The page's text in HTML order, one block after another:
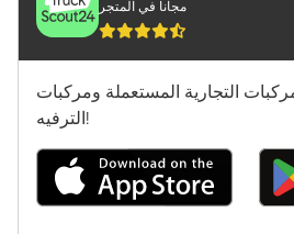
مجانا في المتجر
رقم 1 للمركبات التجارية المستعملة ومركبات
الترفيه!